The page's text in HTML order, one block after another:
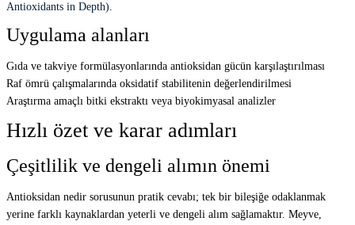
Antioxidants in Depth).
Uygulama alanları
Gıda ve takviye formülasyonlarında antioksidan gücün karşılaştırılması
Raf ömrü çalışmalarında oksidatif stabilitenin değerlendirilmesi
Araştırma amaçlı bitki ekstraktı veya biyokimyasal analizler
Hızlı özet ve karar adımları
Çeşitlilik ve dengeli alımın önemi
Antioksidan nedir sorusunun pratik cevabı; tek bir bileşiğe odaklanmak
yerine farklı kaynaklardan yeterli ve dengeli alım sağlamaktır. Meyve,